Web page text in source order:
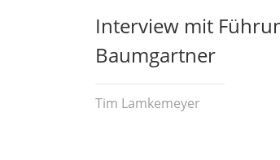
Interview mit
Baumgartner
Tim Lamkemeyer